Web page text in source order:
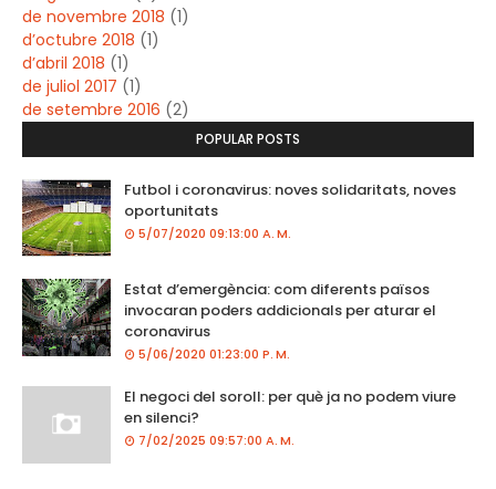
de novembre 2018 (1)
d’octubre 2018 (1)
d’abril 2018 (1)
de juliol 2017 (1)
de setembre 2016 (2)
POPULAR POSTS
Futbol i coronavirus: noves solidaritats, noves
oportunitats
5/07/2020 09:13:00 A. M.
Estat d’emergència: com diferents països
invocaran poders addicionals per aturar el
coronavirus
5/06/2020 01:23:00 P. M.
El negoci del soroll: per què ja no podem viure
en silenci?
7/02/2025 09:57:00 A. M.